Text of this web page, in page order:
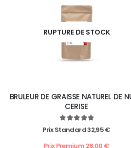
RUPTURE DE STOCK
BRULEUR DE GRAISSE NATUREL DE
CERISE
5.00 out of 5
Prix Standard32,95€
Prix Premium 28,00 €